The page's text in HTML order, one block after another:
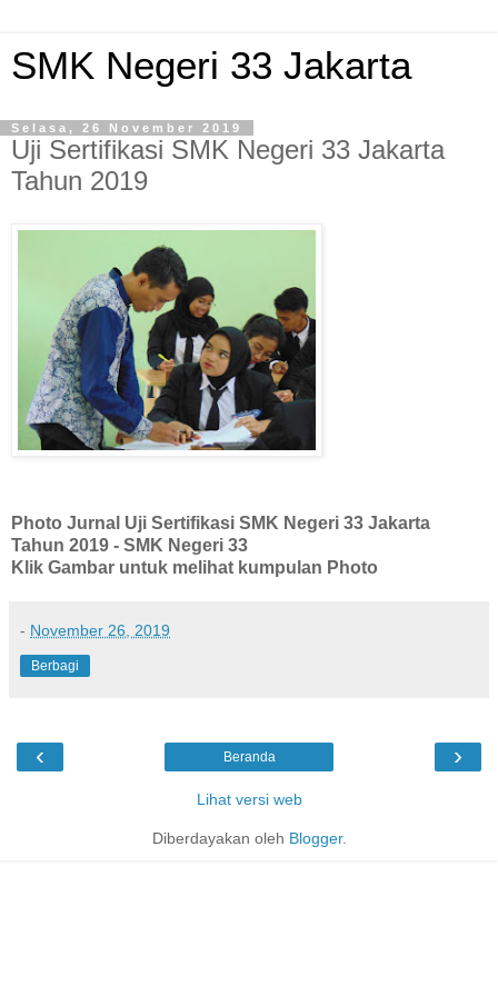
SMK Negeri 33 Jakarta
Selasa, 26 November 2019
Uji Sertifikasi SMK Negeri 33 Jakarta
Tahun 2019
Photo Jurnal Uji Sertifikasi SMK Negeri 33 Jakarta
Tahun 2019 - SMK Negeri 33
Klik Gambar untuk melihat kumpulan Photo
- November 26, 2019
Berbagi
‹ ›
Beranda
Lihat versi web
Diberdayakan oleh Blogger.